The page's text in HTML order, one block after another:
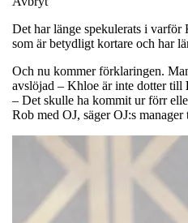
Det har länge spekulerats i varför
som är betydligt kortare och har
Och nu kommer förklaringen.
avslöjad – Khloe är inte dotter till
– Det skulle ha kommit ur förr
Rob med OJ, säger OJ:s